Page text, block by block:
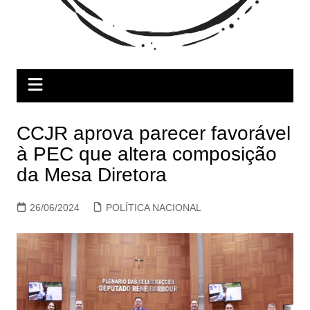
CCJR aprova parecer favorável
à PEC que altera composição
da Mesa Diretora
26/06/2024 POLÍTICA NACIONAL